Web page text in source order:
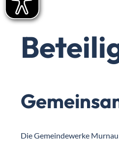
Die Gemeindewerke